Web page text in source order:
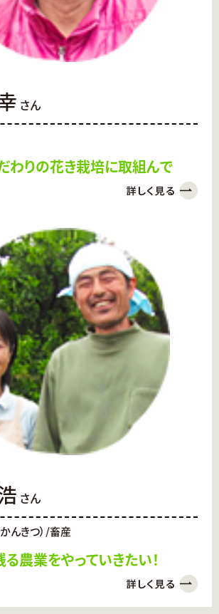
さん
わりの花き栽培に取組んで
さん
んきつ）/畜産
農業をやっていきたい！